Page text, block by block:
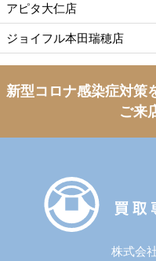
アピタ大仁店
ジョイフル本田瑞穂店
新型コロナ感染症対策
ご来
株式会